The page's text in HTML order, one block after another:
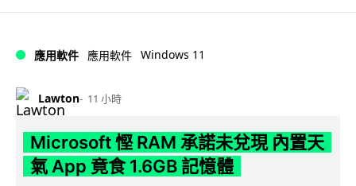
應用軟件 應用軟件 Windows 11
Lawton 11 小時
Microsoft 慳 RAM 承諾未兌現 內置天
氣 App 竟食 1.6GB 記憶體